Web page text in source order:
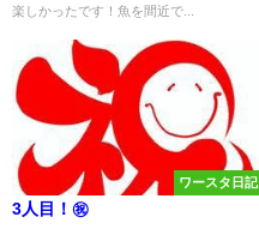
楽しかったです！魚を間近で...
ワースタ日記
3人目！㊗️